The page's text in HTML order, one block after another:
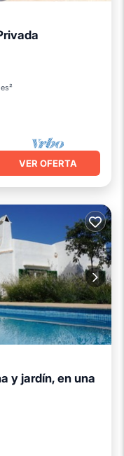
VER OFERTA
y jardín, en una